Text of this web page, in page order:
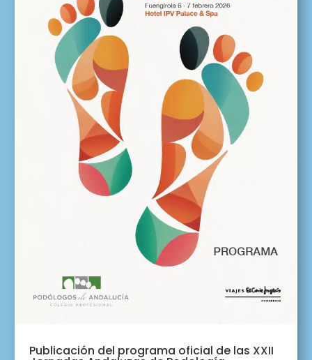
Publicación del programa oficial de las XXII